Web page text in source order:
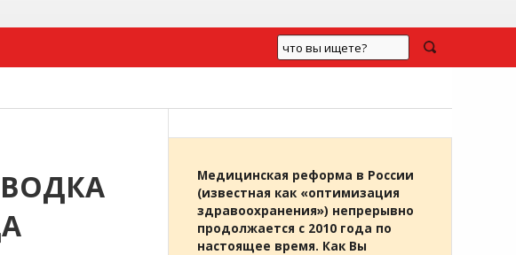
Медицинская реформа в России
(известная как «оптимизация
здравоохранения») непрерывно
продолжается с 2010 года по
настоящее время. Как Вы